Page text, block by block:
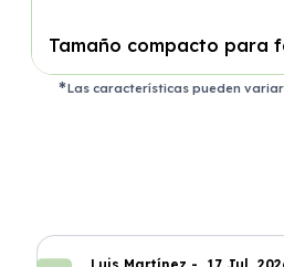
Tamaño compacto para
Las características pueden